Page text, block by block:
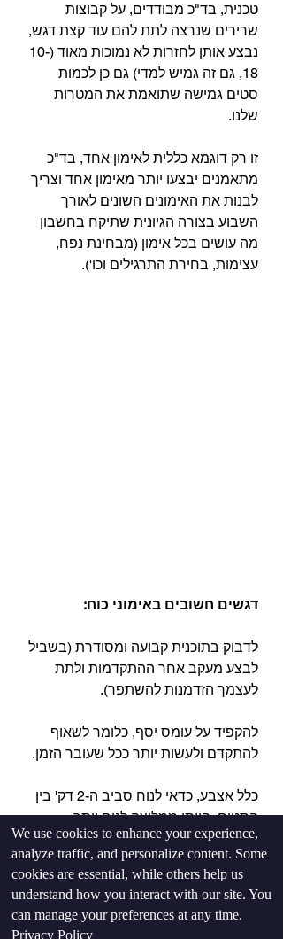
טכנית, בד"כ מבודדים, על קבוצות
שרירים שנרצה לתת להם עוד קצת דגש,
נבצע אותן לחזרות לא נמוכות מאוד (10-
18, גם זה גמיש למדי) גם כן לכמות
סטים גמישה שתואמת את המטרות
שלנו.⁣
זו רק דוגמא כללית לאימון אחד, בד"כ
מתאמנים יבצעו יותר מאימון אחד וצריך
לבנות את האימונים השונים לאורך
השבוע בצורה הגיונית שתיקח בחשבון
מה עושים בכל אימון (מבחינת נפח,
עצימות, בחירת התרגילים וכו').⁣
דגשים חשובים באימוני כוח:⁣
לדבוק בתוכנית קבועה ומסודרת (בשביל
לבצע מעקב אחר ההתקדמות ולתת
לעצמך הזדמנות להשתפר).⁣
להקפיד על עומס יסף, כלומר לשאוף
להתקדם ולעשות יותר ככל שעובר הזמן.⁣
כלל אצבע, כדאי לנוח סביב ה-2 דק' בין
הסטים, הייתי ממליצה לנוח יותר
בתרגיל הכבד והמרכזי ואולי אפשר לנוח
קצת פחות בסוף האימון עם התרגילים
הקלים יותר לחזרות המעט יותר גבוהות.⁣
תתאמנו קשה מספיק, סביב 1-3 חזרות
We use cookies to enhance your experience,
analyze traffic, and personalize content. Some
cookies are essential, while others help us
understand how you interact with our site. You
can manage your preferences at any time.
Privacy Policy